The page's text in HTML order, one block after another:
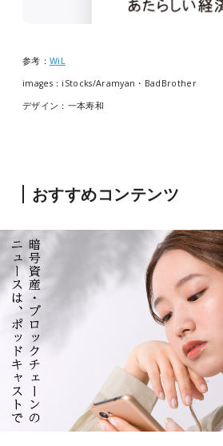
参考： WiL
images：iStocks/Aramyan・BadBrother
デザイン：一本寿和
おすすめコンテンツ